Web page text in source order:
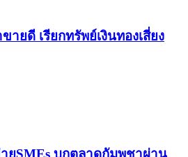
าย​ดี​ เรียก​ทรัพย์เงินทอง​เสี่ยง
ยSMEs บุกตลาดกัมพูชาผ่าน